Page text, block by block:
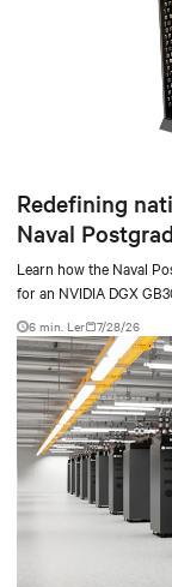
Redefining
Naval
deployment
Learn how the Naval
for an NVIDIA DGX
facility, creating a
environments.
6 min. Ler 7/28/26